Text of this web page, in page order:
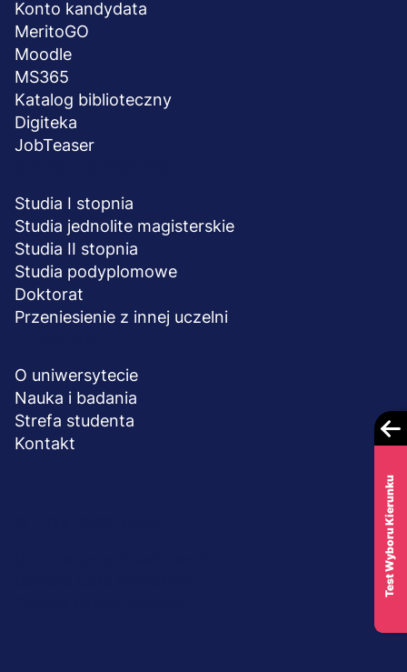
Konto kandydata
MeritoGO
Moodle
MS365
Katalog biblioteczny
Digiteka
JobTeaser
Studia I stopnia
Studia jednolite magisterskie
Studia II stopnia
Studia podyplomowe
Doktorat
Przeniesienie z innej uczelni
O uniwersytecie
Nauka i badania
Strefa studenta
Kontakt
Test Wyboru Kierunku